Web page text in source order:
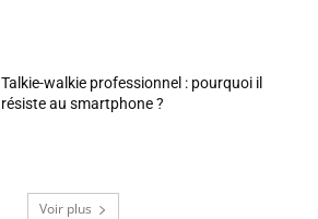
Talkie-walkie professionnel : pourquoi il
résiste au smartphone ?
Voir plus